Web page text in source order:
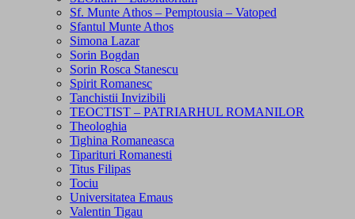
Sf. Munte Athos – Pemptousia – Vatoped
Sfantul Munte Athos
Simona Lazar
Sorin Bogdan
Sorin Rosca Stanescu
Spirit Romanesc
Tanchistii Invizibili
TEOCTIST – PATRIARHUL ROMANILOR
Theologhia
Tighina Romaneasca
Tiparituri Romanesti
Titus Filipas
Tociu
Universitatea Emaus
Valentin Tigau